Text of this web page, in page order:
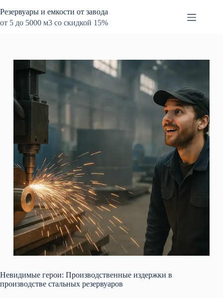
к
сути
Резервуары и емкости от завода
от 5 до 5000 м3 со скидкой 15%
Невидимые герои: Производственные издержки в
производстве стальных резервуаров